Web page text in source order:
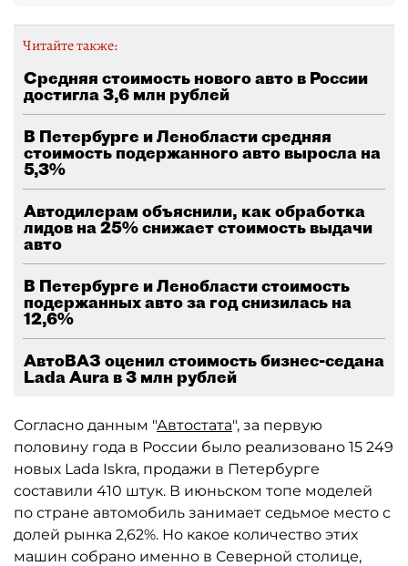
Читайте также:
Средняя стоимость нового авто в России
достигла 3,6 млн рублей
В Петербурге и Ленобласти средняя
стоимость подержанного авто выросла на
5,3%
Автодилерам объяснили, как обработка
лидов на 25% снижает стоимость выдачи
авто
В Петербурге и Ленобласти стоимость
подержанных авто за год снизилась на
12,6%
АвтоВАЗ оценил стоимость бизнес-седана
Lada Aura в 3 млн рублей
Согласно данным "Автостата", за первую
половину года в России было реализовано 15 249
новых Lada Iskra, продажи в Петербурге
составили 410 штук. В июньском топе моделей
по стране автомобиль занимает седьмое место с
долей рынка 2,62%. Но какое количество этих
машин собрано именно в Северной столице,